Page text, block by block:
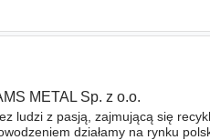
METAL Sp. z o.o.
ludzi z pasją, zajmującą się
działamy na rynku